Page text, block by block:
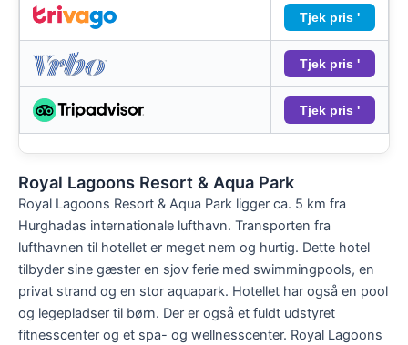
Tjek pris '
Tjek pris '
Tjek pris '
Royal Lagoons Resort & Aqua Park
Royal Lagoons Resort & Aqua Park ligger ca. 5 km fra
Hurghadas internationale lufthavn. Transporten fra
lufthavnen til hotellet er meget nem og hurtig. Dette hotel
tilbyder sine gæster en sjov ferie med swimmingpools, en
privat strand og en stor aquapark. Hotellet har også en pool
og legepladser til børn. Der er også et fuldt udstyret
fitnesscenter og et spa- og wellnesscenter. Royal Lagoons